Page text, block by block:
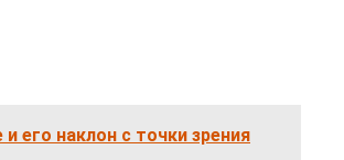
его наклон с точки зрения